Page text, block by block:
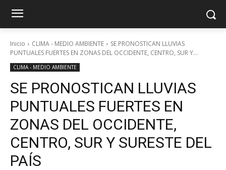
Inicio CLIMA - MEDIO AMBIENTE
SE PRONOSTICAN LLUVIAS
PUNTUALES FUERTES EN ZONAS DEL OCCIDENTE, CENTRO, SUR Y...
CLIMA - MEDIO AMBIENTE
SE PRONOSTICAN LLUVIAS
PUNTUALES FUERTES EN
ZONAS DEL OCCIDENTE,
CENTRO, SUR Y SURESTE DEL
PAÍS